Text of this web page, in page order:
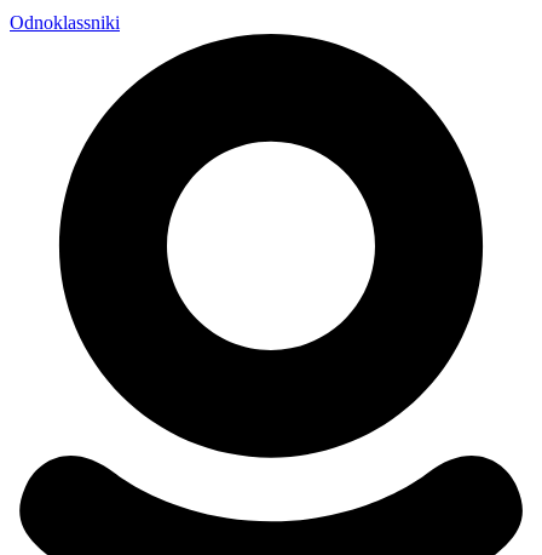
Odnoklassniki